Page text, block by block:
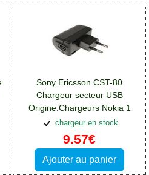
Sony Ericsson CST-80
Chargeur secteur USB
Origine:Chargeurs Nokia 1
chargeur en stock
9.57€
Ajouter au panier